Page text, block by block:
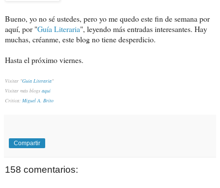
Bueno, yo no sé ustedes, pero yo me quedo este fin de semana por
aquí, por "Guía Literaria", leyendo más entradas interesantes. Hay
muchas, créanme, este blog no tiene desperdicio.
Hasta el próximo viernes.
Visitar "Guía Literaria"
Visitar más blogs aquí
Crítica: Miguel A. Brito
Compartir
158 comentarios: